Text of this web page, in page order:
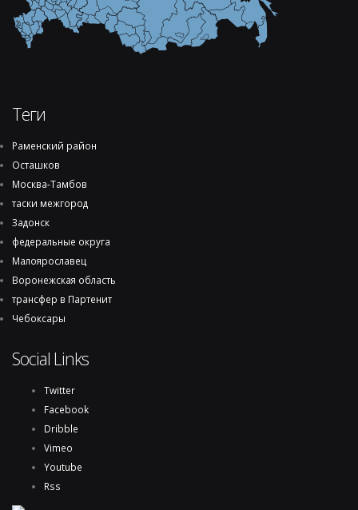
Теги
Раменский район
Осташков
Москва-Тамбов
таски межгород
Задонск
федеральные округа
Малоярославец
Воронежская область
трансфер в Партенит
Чебоксары
Social Links
Twitter
Facebook
Dribble
Vimeo
Youtube
Rss